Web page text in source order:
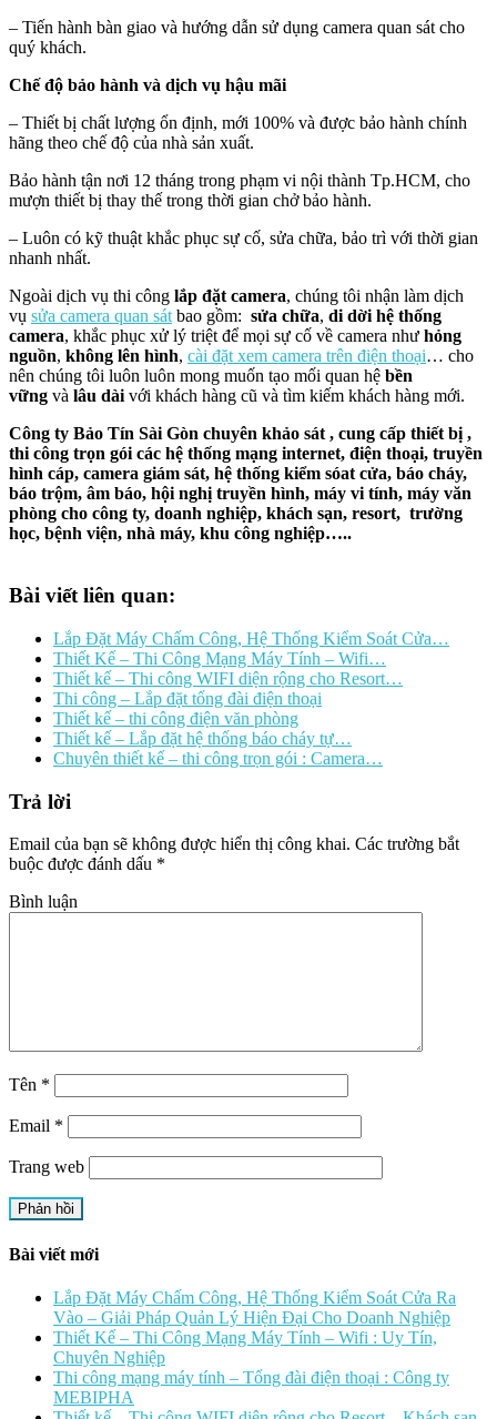
– Tiến hành bàn giao và hướng dẫn sử dụng camera quan sát cho
quý khách.
Chế độ bảo hành và dịch vụ hậu mãi
– Thiết bị chất lượng ổn định, mới 100% và được bảo hành chính
hãng theo chế độ của nhà sản xuất.
Bảo hành tận nơi 12 tháng trong phạm vi nội thành Tp.HCM, cho
mượn thiết bị thay thế trong thời gian chở bảo hành.
– Luôn có kỹ thuật khắc phục sự cố, sửa chữa, bảo trì với thời gian
nhanh nhất.
Ngoài dịch vụ thi công lắp đặt camera, chúng tôi nhận làm dịch
vụ sửa camera quan sát bao gồm: sửa chữa, di dời hệ thống
camera, khắc phục xử lý triệt để mọi sự cố về camera như hỏng
nguồn, không lên hình, cài đặt xem camera trên điện thoại… cho
nên chúng tôi luôn luôn mong muốn tạo mối quan hệ bền
vững và lâu dài với khách hàng cũ và tìm kiếm khách hàng mới.
Công ty Bảo Tín Sài Gòn chuyên khảo sát , cung cấp thiết bị ,
thi công trọn gói các hệ thống mạng internet, điện thoại, truyền
hình cáp, camera giám sát, hệ thống kiểm sóat cửa, báo cháy,
báo trộm, âm báo, hội nghị truyền hình, máy vi tính, máy văn
phòng cho công ty, doanh nghiệp, khách sạn, resort, trường
học, bệnh viện, nhà máy, khu công nghiệp…..
Bài viết liên quan:
Lắp Đặt Máy Chấm Công, Hệ Thống Kiểm Soát Cửa…
Thiết Kế – Thi Công Mạng Máy Tính – Wifi…
Thiết kế – Thi công WIFI diện rộng cho Resort…
Thi công – Lắp đặt tổng đài điện thoại
Thiết kế – thi công điện văn phòng
Thiết kế – Lắp đặt hệ thống báo cháy tự…
Chuyên thiết kế – thi công trọn gói : Camera…
Trả lời
Email của bạn sẽ không được hiển thị công khai. Các trường bắt
buộc được đánh dấu *
Bình luận
Tên *
Email *
Trang web
Bài viết mới
Lắp Đặt Máy Chấm Công, Hệ Thống Kiểm Soát Cửa Ra
Vào – Giải Pháp Quản Lý Hiện Đại Cho Doanh Nghiệp
Thiết Kế – Thi Công Mạng Máy Tính – Wifi : Uy Tín,
Chuyên Nghiệp
Thi công mạng máy tính – Tổng đài điện thoại : Công ty
MEBIPHA